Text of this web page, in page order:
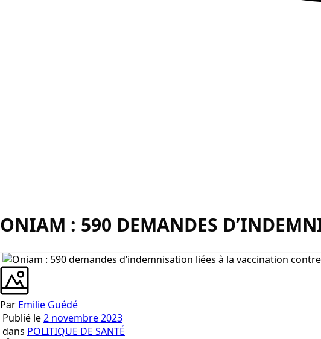
ONIAM : 590 DEMANDES
Par Emilie Guédé
Publié le2 novembre 2023
dans POLITIQUE DE SANTÉ